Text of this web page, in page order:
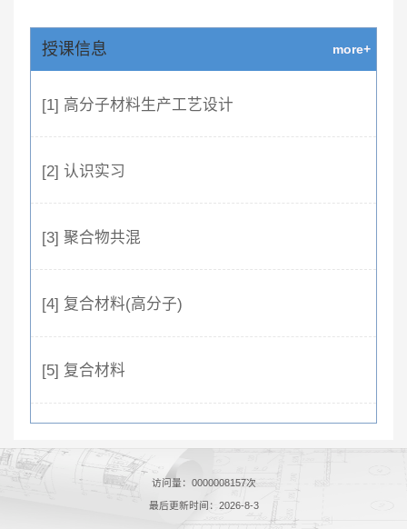
授课信息 more+
[1] 高分子材料生产工艺设计
[2] 认识实习
[3] 聚合物共混
[4] 复合材料(高分子)
[5] 复合材料
访问量： 0000008157次
最后更新时间： 2026-8-3